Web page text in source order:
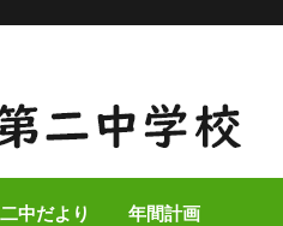
二中だより 年間計画